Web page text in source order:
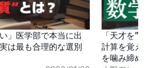
」医学部で本当に出
は最も合理的な選別
「天才を”
計算を覚え
を噛み締め